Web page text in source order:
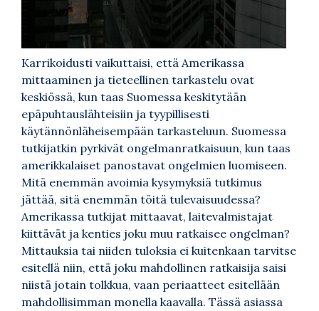
Karrikoidusti vaikuttaisi, että Amerikassa
mittaaminen ja tieteellinen tarkastelu ovat
keskiössä, kun taas Suomessa keskitytään
epäpuhtauslähteisiin ja tyypillisesti
käytännönläheisempään tarkasteluun. Suomessa
tutkijatkin pyrkivät ongelmanratkaisuun, kun taas
amerikkalaiset panostavat ongelmien luomiseen.
Mitä enemmän avoimia kysymyksiä tutkimus
jättää, sitä enemmän töitä tulevaisuudessa?
Amerikassa tutkijat mittaavat, laitevalmistajat
kiittävät ja kenties joku muu ratkaisee ongelman?
Mittauksia tai niiden tuloksia ei kuitenkaan tarvitse
esitellä niin, että joku mahdollinen ratkaisija saisi
niistä jotain tolkkua, vaan periaatteet esitellään
mahdollisimman monella kaavalla. Tässä asiassa